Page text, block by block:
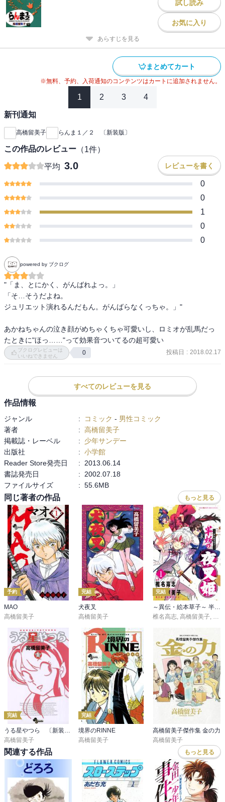
試し読み
お気に入り
あらすじを見る
まとめてカート
※無料、予約、入荷通知のコンテンツはカートに追加されません。
1 2 3 4
新刊通知
高橋留美子 らんま１／２ 〔新装版〕
この作品のレビュー （1件）
平均 3.0 レビューを書く
0
0
1
0
0
powered by ブクログ
"「ま、とにかく、がんばれよっ。」
「そ…そうだよね。
ジュリエット演れるんだもん。がんばらなくっちゃ。」"
あかねちゃんの泣き顔がめちゃくちゃ可愛いし、ロミオが乱馬だっ
たときに"ほっ……"って効果音ついてるの超可愛い
ブクログレビューは
いいねできません
0 投稿日 : 2018.02.17
すべてのレビューを見る
作品情報
ジャンル : コミック - 男性コミック
著者
: 高橋留美子
掲載誌・レーベル
:
少年サンデー
出版社
: 小学館
Reader Store発売日
:
2013.06.14
書誌発売日
:
2002.07.18
ファイルサイズ
: 55.6MB
同じ著者の作品 もっと見る
予約
MAO
高橋留美子
完結
犬夜叉
高橋留美子
完結
～異伝・絵本草子～ 半妖の夜叉姫
椎名高志, 高橋留美子, 隅
完結
高橋留美子
完結
境界のRINNE
高橋留美子
高橋留美子傑作集 金の力
高橋留美子
関連する作品 もっと見る